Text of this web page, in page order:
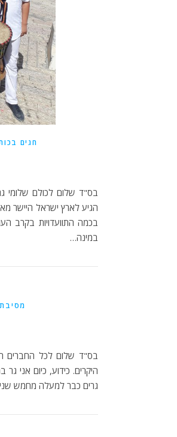
חגים
הגיע לארץ ישראל היישר
בכמה התוועדויות בקרב
במינה…
בס"ד שלום לכל החברים
היקרים. כידוע, כיום אני
גרים כבר למעלה מחמש